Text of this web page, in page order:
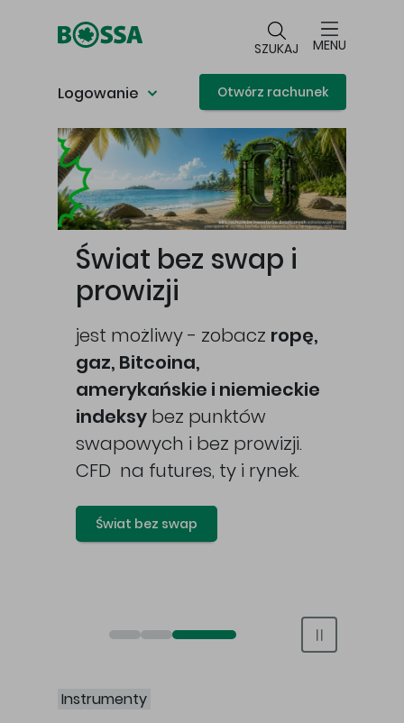
SZUKAJ MENU
Logowanie Otwórz rachunek
Główna treść
Świat bez swap i
prowizji
jest możliwy - zobacz ropę,
gaz, Bitcoina,
amerykańskie i niemieckie
indeksy bez punktów
swapowych i bez prowizji.
CFD na futures, ty i rynek.
Świat bez swap
Otwórz rachunek maklerski online
Otwórz konto IKE/IKZE
Świat bez swap i prowizji
Instrumenty